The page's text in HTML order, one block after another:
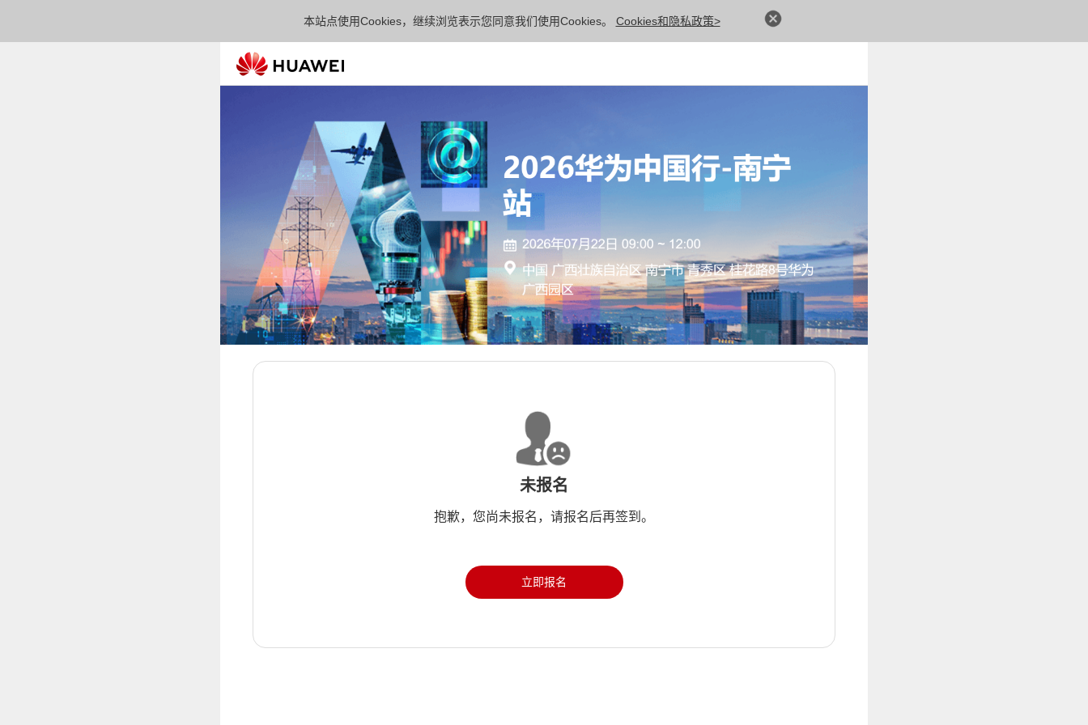
本站点使用Cookies，继续浏览表示您同意我们使用Cookies。 Cookies和隐私政策>
未报名
抱歉，您尚未报名，请报名后再签到。
立即报名